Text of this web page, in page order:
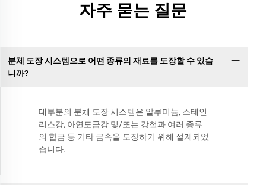
자주 묻는 질문
분체 도장 시스템으로 어떤 종류의 재료를 도장할 수 있습
니까?
대부분의 분체 도장 시스템은 알루미늄, 스테인
리스강, 아연도금강 및/또는 강철과 여러 종류
의 합금 등 기타 금속을 도장하기 위해 설계되었
습니다.